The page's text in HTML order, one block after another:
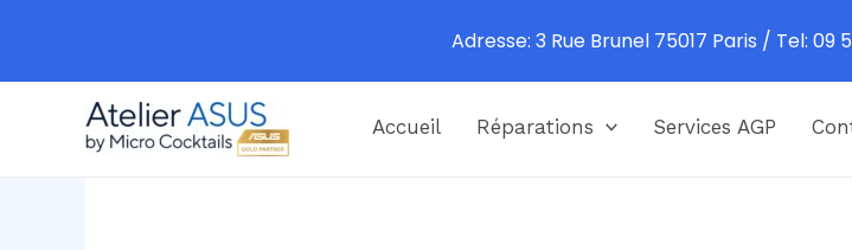
Accueil Réparations Services AGP
Adresse: 3 Rue Brunel 75017 Paris / Tel: 09